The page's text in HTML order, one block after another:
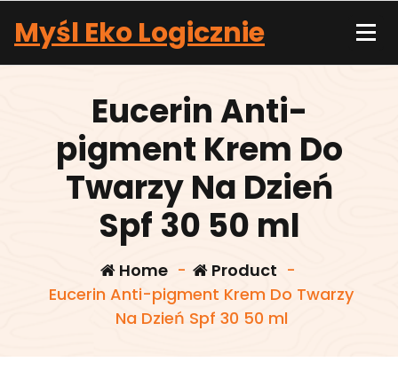
content
Myśl Eko Logicznie
Eucerin Anti-
pigment Krem Do
Twarzy Na Dzień
Spf 30 50 ml
Home- Product -
Eucerin Anti-pigment Krem Do Twarzy
Na Dzień Spf 30 50 ml